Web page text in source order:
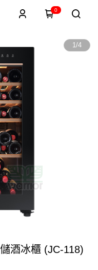
0
1/4
酒冰櫃 (JC-118)